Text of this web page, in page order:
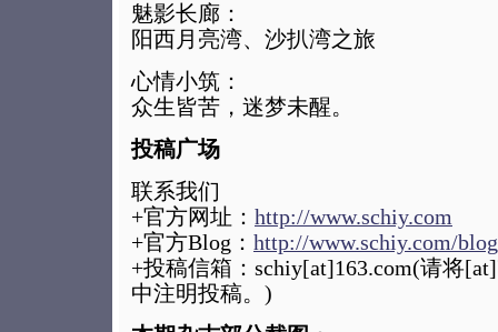
魅影长廊：
阳西月亮湾、沙扒湾之旅
心情小筑：
众生皆苦，迷梦未醒。
投稿广场
联系我们
+官方网址： http://www.schiy.com
+官方Blog： http://www.schiy.com/blog
+投稿信箱：schiy[at]163.com(请将
中注明投稿。)